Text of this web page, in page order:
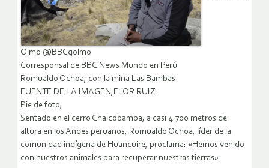
Olmo @BBCgolmo
Corresponsal de BBC News Mundo en Perú
Romualdo Ochoa, con la mina Las Bambas
FUENTE DE LA IMAGEN,FLOR RUIZ
Pie de foto,
Sentado en el cerro Chalcobamba, a casi 4.700 metros de
altura en los Andes peruanos, Romualdo Ochoa, líder de la
comunidad indígena de Huancuire, proclama: «Hemos venido
con nuestros animales para recuperar nuestras tierras».